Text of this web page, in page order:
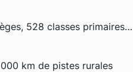
528 classes primaires…
km de pistes rurales